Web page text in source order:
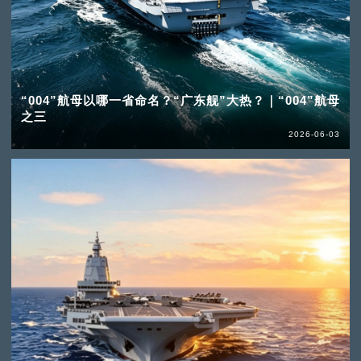
“004”航母以哪一省命名？“广东舰”大热？｜“004”航母
之三
2026-06-03